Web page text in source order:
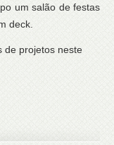
um salão de festas
deck.
de projetos neste